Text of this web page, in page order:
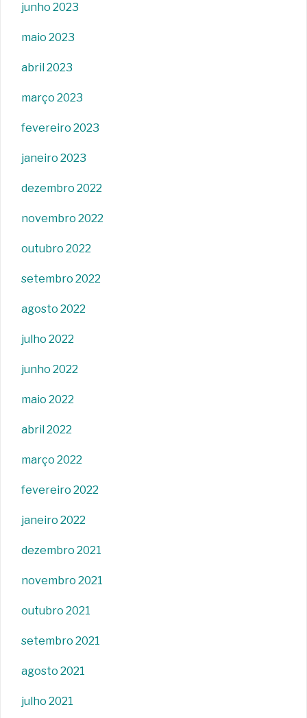
junho 2023
maio 2023
abril 2023
março 2023
fevereiro 2023
janeiro 2023
dezembro 2022
novembro 2022
outubro 2022
setembro 2022
agosto 2022
julho 2022
junho 2022
maio 2022
abril 2022
março 2022
fevereiro 2022
janeiro 2022
dezembro 2021
novembro 2021
outubro 2021
setembro 2021
agosto 2021
julho 2021